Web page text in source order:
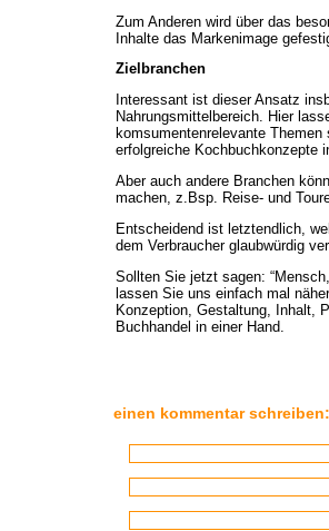
Zum Anderen wird über das
Inhalte das Markenimage
Zielbranchen
Interessant ist dieser Ansatz
Nahrungsmittelbereich. Hier
komsumentenrelevante
erfolgreiche Kochbuchkonzepte
Aber auch andere Branchen
machen, z.Bsp. Reise- und
Entscheidend ist letztendlich,
dem Verbraucher glaubwürdig
Sollten Sie jetzt sagen:
lassen Sie uns einfach mal
Konzeption, Gestaltung, Inhalt,
Buchhandel in einer Hand.
einen kommentar schreiben: